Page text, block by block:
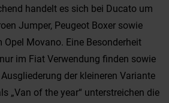
handelt es sich bei Ducato um
Jumper, Peugeot Boxer sowie
Movano. Eine Besonderheit
im Fiat Verwendung finden sowie
der kleineren Variante
„Van of the year“ unterstreichen die